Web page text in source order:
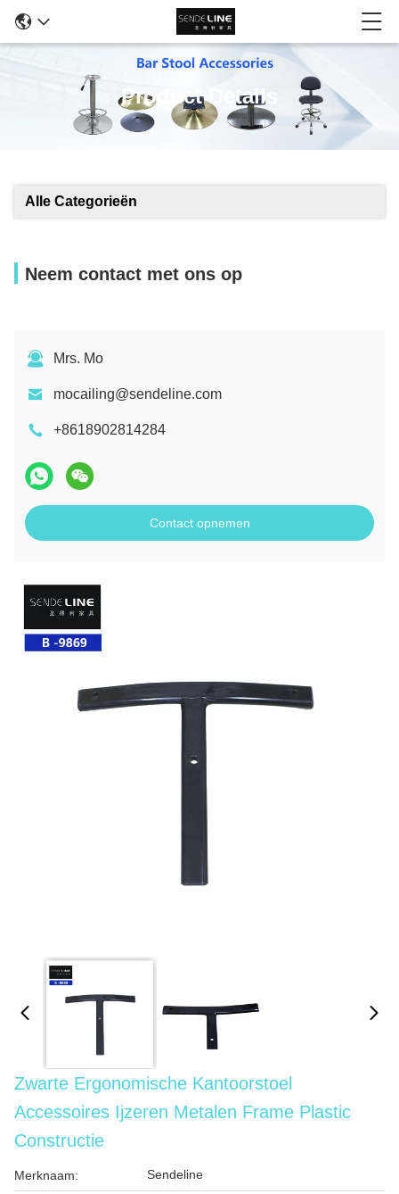
Product Details
Alle Categorieën
Neem contact met ons op
Mrs. Mo
mocailing@sendeline.com
+8618902814284
Contact opnemen
Zwarte Ergonomische Kantoorstoel
Accessoires Ijzeren Metalen Frame Plastic
Constructie
Merknaam: Sendeline